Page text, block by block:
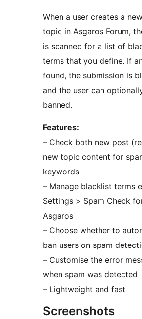
When a user creates a
topic in Asgaros Forum,
is scanned for a list of
terms that you define. If
found, the submission is
and the user can
banned.
Features:
– Check both new post
new topic content for
keywords
– Manage blacklist terms
Settings > Spam Check
Asgaros
– Choose whether to
ban users on spam
– Customise the error
when spam was detected
– Lightweight and fast
Screenshots